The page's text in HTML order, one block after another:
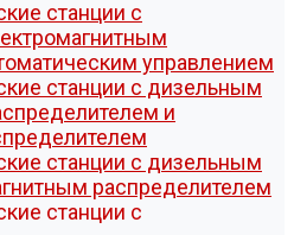
станции с
управлением
станции с дизельным
и
станции с дизельным
распределителем
станции с